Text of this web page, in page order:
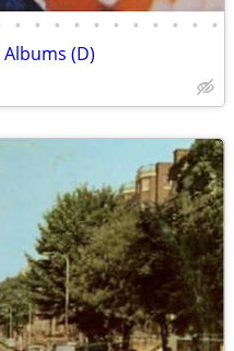
• • • • • • • • • • •
(D)